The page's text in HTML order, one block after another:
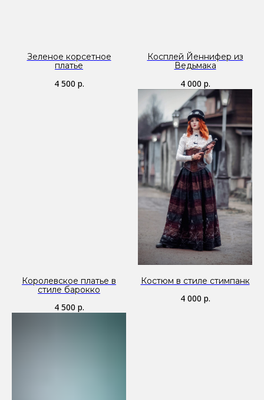
Зеленое корсетное
платье
4 500 р.
Косплей Йеннифер из
Ведьмака
4 000 р.
Королевское платье в
стиле барокко
4 500 р.
Костюм в стиле стимпанк
4 000 р.